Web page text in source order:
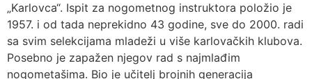
„Karlovca“. Ispit za nogometnog instruktora položio je
1957. i od tada neprekidno 43 godine, sve do 2000. radi
sa svim selekcijama mladeži u više karlovačkih klubova.
Posebno je zapažen njegov rad s najmlađim
nogometašima. Bio je učitelj brojnih generacija